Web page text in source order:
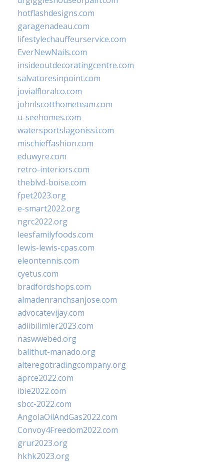
hotflashdesigns.com
garagenadeau.com
lifestylechauffeurservice.com
EverNewNails.com
insideoutdecoratingcentre.com
salvatoresinpoint.com
jovialfloralco.com
johnlscotthometeam.com
u-seehomes.com
watersportslagonissi.com
mischieffashion.com
eduwyre.com
retro-interiors.com
theblvd-boise.com
fpet2023.org
e-smart2022.org
ngrc2022.org
leesfamilyfoods.com
lewis-lewis-cpas.com
eleontennis.com
cyetus.com
bradfordshops.com
almadenranchsanjose.com
advocatevijay.com
adlibilimler2023.com
naswwebed.org
balithut-manado.org
alteregotradingcompany.org
aprce2022.com
ibie2022.com
sbcc-2022.com
AngolaOilAndGas2022.com
Convoy4Freedom2022.com
grur2023.org
hkhk2023.org